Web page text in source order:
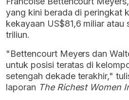
yang kini berada di peringkat
kekayaan US$81,6 miliar atau
triliun.
"Bettencourt Meyers dan
untuk posisi teratas di
setengah dekade terakhir,"
laporan The Richest Women